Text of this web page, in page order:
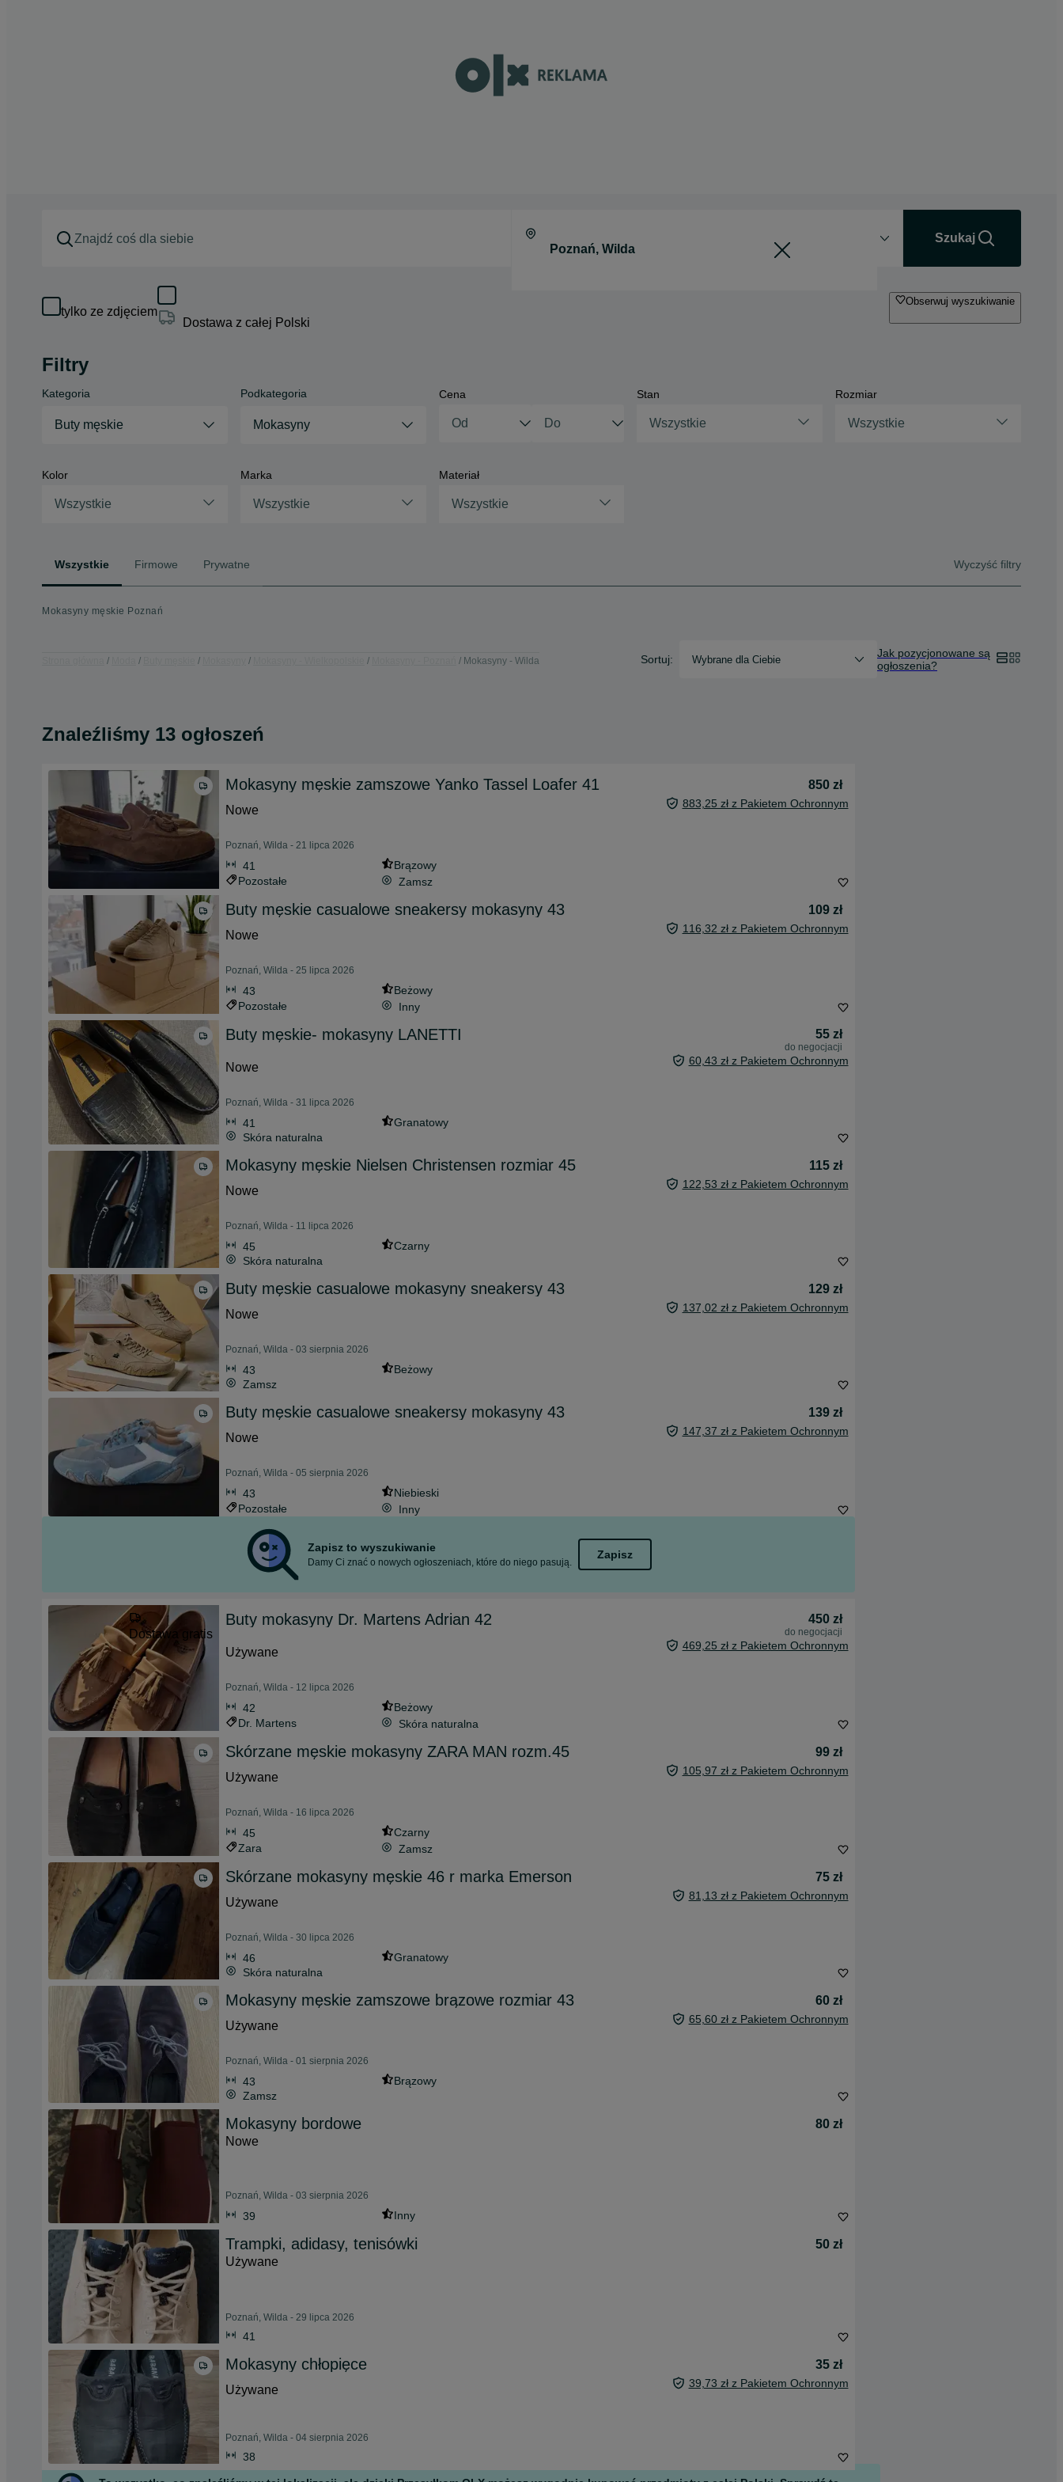
Szukaj
tylko ze zdjęciem
Dostawa z całej Polski
Obserwuj wyszukiwanie
Filtry
Kategoria
Buty męskie
Podkategoria
Mokasyny
Cena Stan
Wszystkie
Rozmiar
Wszystkie
Kolor
Wszystkie
Marka
Wszystkie
Materiał
Wszystkie
Wszystkie Firmowe Prywatne Wyczyść filtry
Mokasyny męskie Poznań
Mokasyny - Wilda Sortuj: Wybrane dla Ciebie
Jak pozycjonowane są
ogłoszenia?
Znaleźliśmy 13 ogłoszeń
Mokasyny męskie zamszowe Yanko Tassel Loafer 41
850 zł
Nowe
883,25 zł z Pakietem Ochronnym
Poznań, Wilda - 21 lipca 2026
41
Brązowy
Pozostałe
Zamsz
Buty męskie casualowe sneakersy mokasyny 43
109 zł
Nowe
116,32 zł z Pakietem Ochronnym
Poznań, Wilda - 25 lipca 2026
43
Beżowy
Pozostałe
Inny
Buty męskie- mokasyny LANETTI 55 zł
do negocjacji
Nowe 60,43 zł z Pakietem Ochronnym
Poznań, Wilda - 31 lipca 2026
41
Granatowy
Skóra naturalna
Mokasyny męskie Nielsen Christensen rozmiar 45
115 zł
Nowe
122,53 zł z Pakietem Ochronnym
Poznań, Wilda - 11 lipca 2026
45
Czarny
Skóra naturalna
Buty męskie casualowe mokasyny sneakersy 43
129 zł
Nowe
137,02 zł z Pakietem Ochronnym
Poznań, Wilda - 03 sierpnia 2026
43
Beżowy
Zamsz
Buty męskie casualowe sneakersy mokasyny 43
139 zł
Nowe
147,37 zł z Pakietem Ochronnym
Poznań, Wilda - 05 sierpnia 2026
43
Niebieski
Pozostałe
Inny
Zapisz to wyszukiwanie
Damy Ci znać o nowych ogłoszeniach, które do niego pasują.
Zapisz
Dostawa gratis
Buty mokasyny Dr. Martens Adrian 42 450 zł
do negocjacji
Używane 469,25 zł z Pakietem Ochronnym
Poznań, Wilda - 12 lipca 2026
42
Beżowy
Dr. Martens
Skóra naturalna
Skórzane męskie mokasyny ZARA MAN rozm.45
99 zł
Używane
105,97 zł z Pakietem Ochronnym
Poznań, Wilda - 16 lipca 2026
45
Czarny
Zara
Zamsz
Skórzane mokasyny męskie 46 r marka Emerson
75 zł
Używane
81,13 zł z Pakietem Ochronnym
Poznań, Wilda - 30 lipca 2026
46
Granatowy
Skóra naturalna
Mokasyny męskie zamszowe brązowe rozmiar 43
60 zł
Używane
65,60 zł z Pakietem Ochronnym
Poznań, Wilda - 01 sierpnia 2026
43
Brązowy
Zamsz
Mokasyny bordowe
80 zł
Nowe
Poznań, Wilda - 03 sierpnia 2026
39 Inny
Trampki, adidasy, tenisówki
50 zł
Używane
Poznań, Wilda - 29 lipca 2026
41
Mokasyny chłopięce
35 zł
Używane
39,73 zł z Pakietem Ochronnym
Poznań, Wilda - 04 sierpnia 2026
38